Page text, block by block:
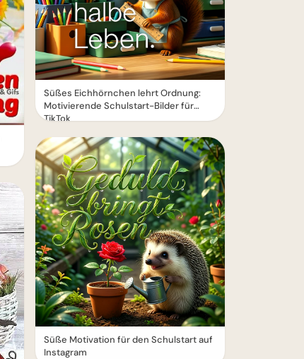
Süßes Eichhörnchen lehrt Ordnung:
Motivierende Schulstart-Bilder für
TikTok
Süße Motivation für den Schulstart auf
Instagram